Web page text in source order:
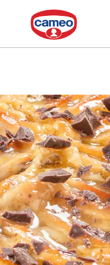
Dr. Oetker